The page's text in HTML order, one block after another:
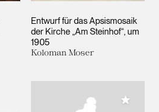
Entwurf für das Apsismosaik
der Kirche „Am Steinhof“ um
1905
Koloman Moser
Meiner